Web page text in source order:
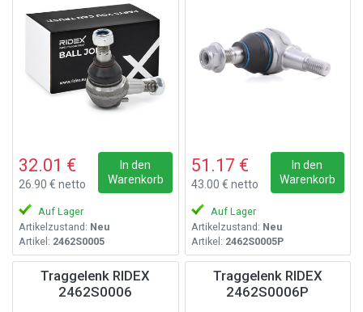
32.01 €
26.90 € netto
In den
Warenkorb
Auf Lager
Artikelzustand: Neu
Artikel: 2462S0005
51.17 €
43.00 € netto
In den
Warenkorb
Auf Lager
Artikelzustand: Neu
Artikel: 2462S0005P
Traggelenk RIDEX
2462S0006
Traggelenk RIDEX
2462S0006P